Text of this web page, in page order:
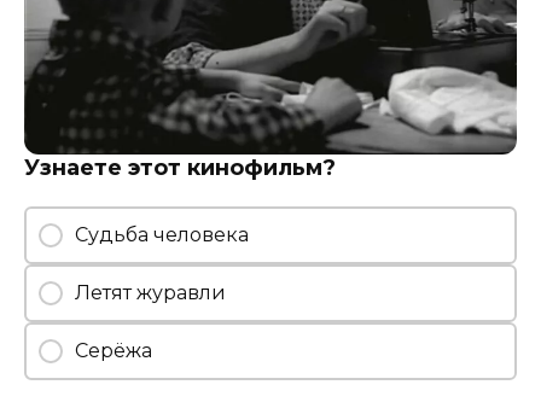
Узнаете этот кинофильм?
Судьба человека
Летят журавли
Серёжа